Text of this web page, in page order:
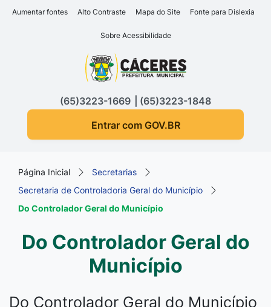
Seção de atalhos e links
Ir para o conteúdo [alt+1]
Ir para o rodapé [alt+4]
Aumentar fontes Alto Contraste Mapa do Site Fonte para Dislexia
Sobre Acessibilidade
Seção do menu principal
(65)3223-1669
(65)3223-1848
Entrar com GOV.BR
Página Inicial
Secretarias
Secretaria de Controladoria Geral do Município
Do Controlador Geral do Município
Do Controlador Geral do
Município
Do Controlador Geral do Município